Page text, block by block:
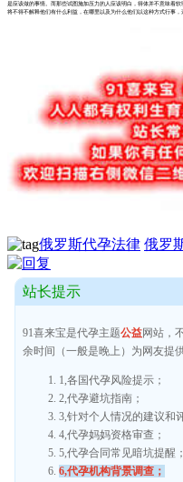
是应该做的事情。而那些试图施加压力的人应该明白，得体并不意味着
将不得不解释他们有什么利益，在哪里以及为什么他们以这种方式行事，
俄罗斯代孕法律 俄罗
站长提示
91喜来宝是代孕主题公益网站，
余时间（一般是晚上）为网友提
1,各国代孕风险提示；
2,代孕避坑指南；
3,针对个人情况的建议和
4,代孕妈妈资格审查；
5,代孕合同常见暗坑提醒；
6,代孕机构背景调查；